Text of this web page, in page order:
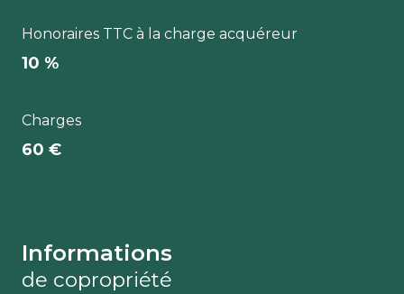
Honoraires TTC à la charge acquéreur
10 %
Charges
60 €
Informations
de copropriété